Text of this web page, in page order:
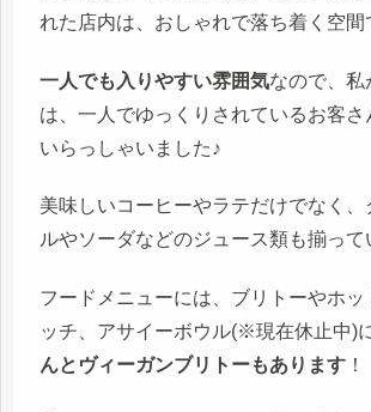
れた店内は、おしゃれで落ち着く空間
一人でも入りやすい雰囲気なので、私
は、一人でゆっくりされているお客
いらっしゃいました♪
美味しいコーヒーやラテだけでなく、
ルやソーダなどのジュース類も揃って
フードメニューには、ブリトーやホッ
ッチ、アサイーボウル(※現在休止中)
んとヴィーガンブリトーもあります ！